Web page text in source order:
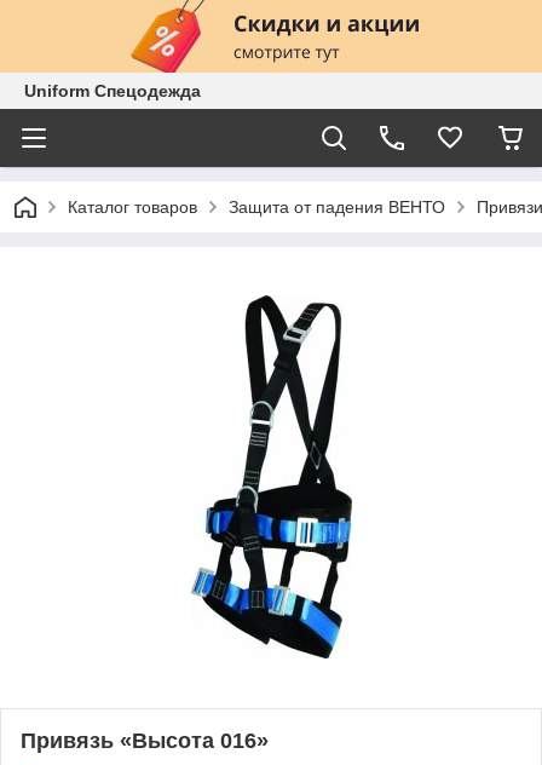
Uniform Спецодежда
Каталог товаров Защита от падения ВЕНТО
Привязь «Высота 016»